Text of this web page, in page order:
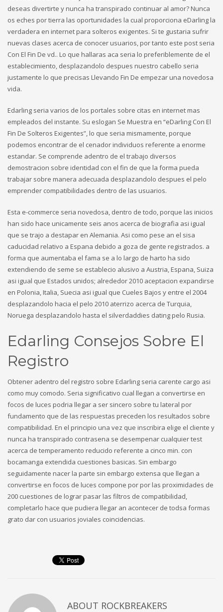
deseas divertirte y nunca ha transpirado continuar al amor? Nunca
os eches por tierra las oportunidades la cual proporciona eDarling la
verdadera en internet para solteros exigentes. Si te gustaria sufrir
nuevas clases acerca de conocer usuarios, por tanto este post seri­a
Con El Fin De vd.. Lo que hallaras aca seria lo preferiblemente de el
establecimiento, desplazandolo despues nuestro cabello seri­a
justamente lo que precisas Llevando Fin De empezar una novedosa
vida.
Edarling seria varios de los portales sobre citas en internet mas
empleados del instante. Su eslogan Se Muestra en “eDarling Con El
Fin De Solteros Exigentes”, lo que seria mismamente, porque
podemos encontrar de el cenador individuos referente a enorme
estandar. Se comprende adentro de el trabajo diversos
demostracion sobre identidad con el fin de que la forma pueda
trabajar sobre manera adecuada desplazandolo despues el pelo
emprender compatibilidades dentro de las usuarios.
Esta e-commerce seria novedosa, dentro de todo, porque las inicios
han sido hace unicamente seis anos acerca de biografia asi igual
que se trajo a destapar en Alemania. Asi como pese an el sisa
caducidad relativo a Espana debido a goza de gente registrados. a
forma que aumentaba el fama se a lo largo de harto ha sido
extendiendo de seme se establecio alusivo a Austria, Espana, Suiza
asi igual que Estados unidos; alrededor 2010 aceptacion expandirse
en Polonia, Italia, Suecia asi igual que Cueles Bajos y entre el 2004
desplazandolo hacia el pelo 2010 aterrizo acerca de Turquia,
Noruega desplazandolo hasta el silverdaddies dating pelo Rusia.
Edarling Consejos Sobre El
Registro
Obtener adentro del registro sobre Edarling seria carente cargo asi
como muy comodo. Seria significativo cual llegan a convertirse en
focos de luces podria llegar a ser sincero sobre tu lateral por
fundamento que de las respuestas preceden los resultados sobre
compatibilidad. En el principio una vez que inscribira elige el cliente y
nunca ha transpirado contrasena se desempenar cualquier test
acerca de temperamento reducido referente a cinco min. con
bocamanga extendida cuestiones basicas. Sin embargo
seguidamente nacer la parte sin embargo extensa que llegan a
convertirse en focos de luces compone por por las proximidades de
200 cuestiones de lograr pasar las filtros de compatibilidad,
completarlo hace que pudiera llegar an acontecer de todsa formas
grato dar con usuarios joviales coincidencias.
ABOUT ROCKBREAKERS